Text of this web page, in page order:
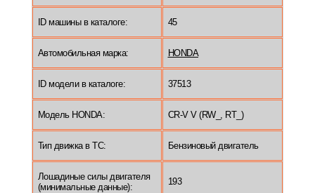
ID машины в каталоге: 45
Автомобильная марка: HONDA
ID модели в каталоге: 37513
Модель HONDA: CR-V V (RW_, RT_)
Тип движка в ТС: Бензиновый двигатель
Лошадиные силы двигателя
(минимальные данные):
193